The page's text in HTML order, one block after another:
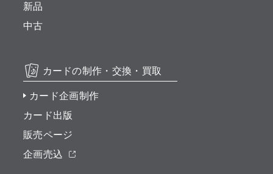
新品
中古
カードの制作・交換・買取
カード企画制作
カード出版
販売ページ
企画売込